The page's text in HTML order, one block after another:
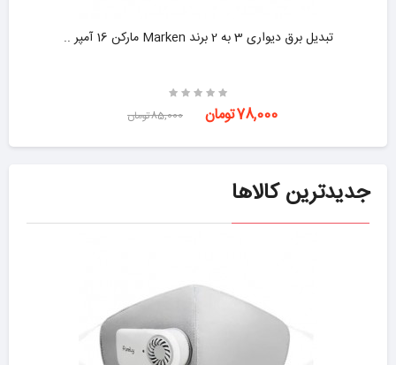
تبدیل برق دیواری 3 به 2 برند Marken مارکن 16 آمپر ..
78,000تومان 85,000تومان
جدیدترین کالاها